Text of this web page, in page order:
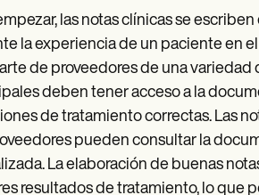
las notas clínicas se
la experiencia de un paciente en
de proveedores de una
deben tener acceso a la
de tratamiento correctas. Las
pueden consultar la
La elaboración de buenas
resultados de tratamiento, lo que